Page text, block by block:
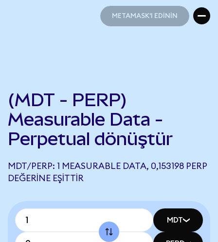
METAMASK'I EDİNİN
(MDT - PERP)
Measurable Data -
Perpetual dönüştür
MDT/PERP: 1 MEASURABLE DATA, 0,153198 PERP
DEĞERINE EŞITTIR
MDT